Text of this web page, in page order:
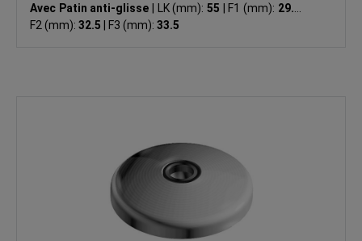
Avec Patin anti-glisse
LK (mm): 55 F1 (mm): 29.5
F2 (mm): 32.5 F3 (mm): 33.5